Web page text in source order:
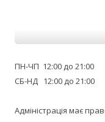
ПН-ЧП 12:00 до 21:00
СБ-НД 12:00 до 21:00
Адміністрація має